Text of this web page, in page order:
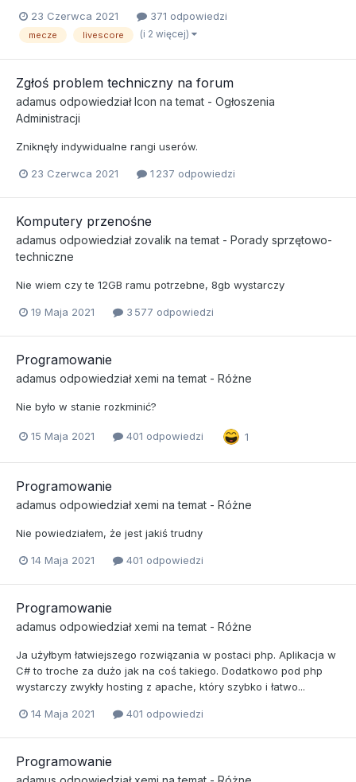
23 Czerwca 2021 371 odpowiedzi
mecze livescore (i 2 więcej)
Zgłoś problem techniczny na forum
adamus odpowiedziałIcon na temat - Ogłoszenia
Administracji
Zniknęły indywidualne rangi userów.
23 Czerwca 2021 1 237 odpowiedzi
Komputery przenośne
adamus odpowiedział zovalik na temat - Porady sprzętowo-
techniczne
Nie wiem czy te 12GB ramu potrzebne, 8gb wystarczy
19 Maja 2021 3 577 odpowiedzi
Programowanie
adamus odpowiedziałxemi na temat - Różne
Nie było w stanie rozkminić?
15 Maja 2021 401 odpowiedzi 1
Programowanie
adamus odpowiedziałxemi na temat - Różne
Nie powiedziałem, że jest jakiś trudny
14 Maja 2021 401 odpowiedzi
Programowanie
adamus odpowiedziałxemi na temat - Różne
Ja użyłbym łatwiejszego rozwiązania w postaci php. Aplikacja w
C# to troche za dużo jak na coś takiego. Dodatkowo pod php
wystarczy zwykły hosting z apache, który szybko i łatwo...
14 Maja 2021 401 odpowiedzi
Programowanie